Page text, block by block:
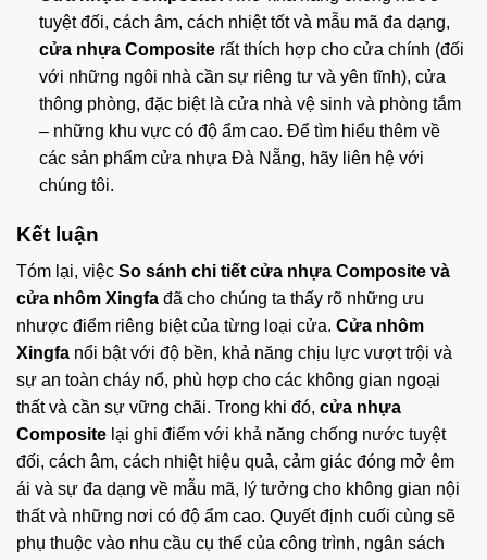
tuyệt đối, cách âm, cách nhiệt tốt và mẫu mã đa dạng,
cửa nhựa Compositerất thích hợp cho cửa chính (đối
với những ngôi nhà cần sự riêng tư và yên tĩnh), cửa
thông phòng, đặc biệt là cửa nhà vệ sinh và phòng tắm
– những khu vực có độ ẩm cao. Để tìm hiểu thêm về
các sản phẩm cửa nhựa Đà Nẵng, hãy liên hệ với
chúng tôi.
Kết luận
Tóm lại, việc So sánh chi tiết cửa nhựa Composite và
cửa nhôm Xingfa đã cho chúng ta thấy rõ những ưu
nhược điểm riêng biệt của từng loại cửa. Cửa nhôm
Xingfa nổi bật với độ bền, khả năng chịu lực vượt trội và
sự an toàn cháy nổ, phù hợp cho các không gian ngoại
thất và cần sự vững chãi. Trong khi đó, cửa nhựa
Composite lại ghi điểm với khả năng chống nước tuyệt
đối, cách âm, cách nhiệt hiệu quả, cảm giác đóng mở êm
ái và sự đa dạng về mẫu mã, lý tưởng cho không gian nội
thất và những nơi có độ ẩm cao. Quyết định cuối cùng sẽ
phụ thuộc vào nhu cầu cụ thể của công trình, ngân sách